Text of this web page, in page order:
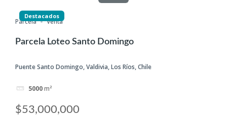
Destacados
Parcela Venta
Parcela Loteo Santo Domingo
Puente Santo Domingo, Valdivia, Los Ríos, Chile
5000m²
$53,000,000